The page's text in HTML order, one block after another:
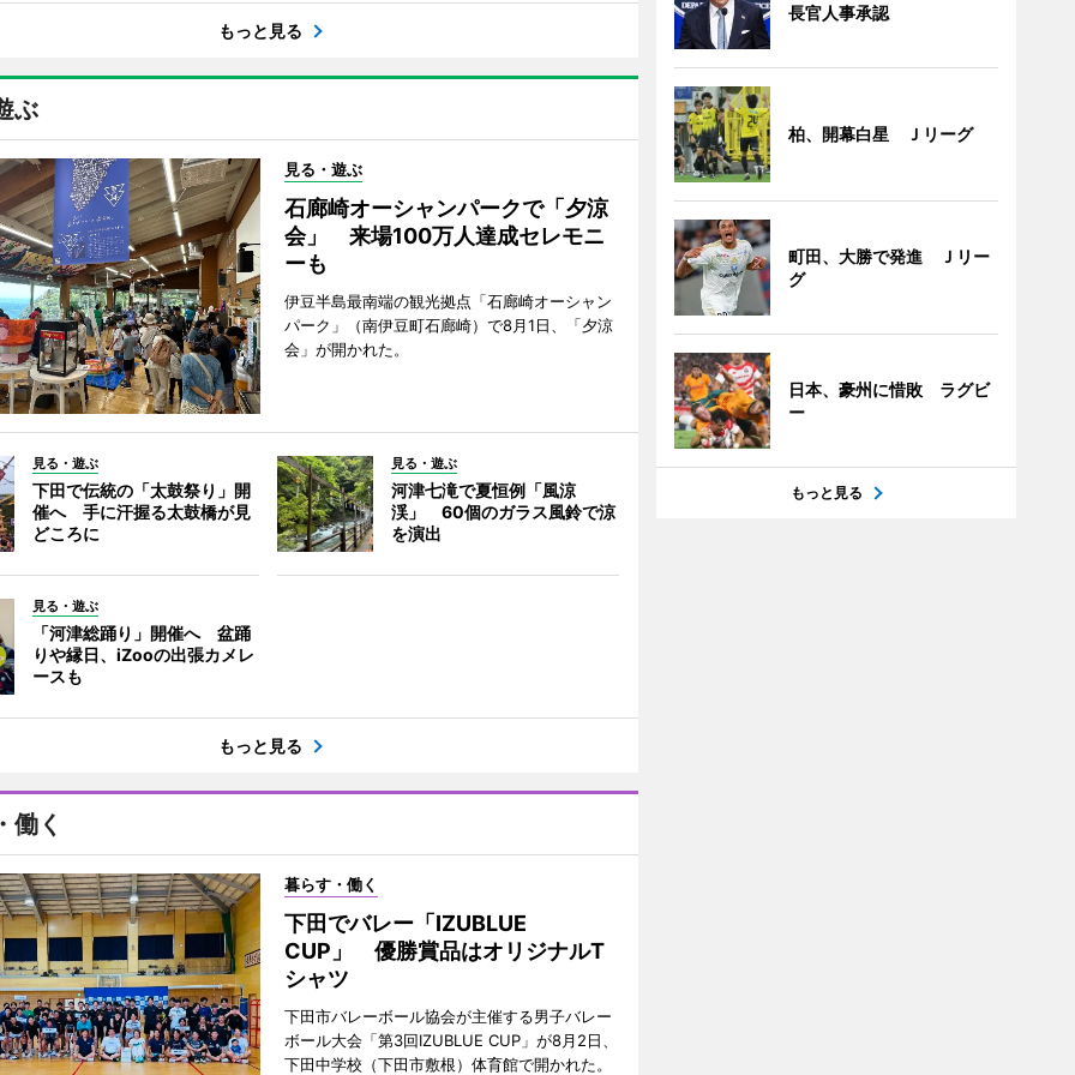
もっと見る
ぶ
見る・遊ぶ
石廊崎オーシャンパークで「夕涼
会」 来場100万人達成セレモニ
ーも
伊豆半島最南端の観光拠点「石廊崎オーシャン
パーク」（南伊豆町石廊崎）で8月1日、「夕涼
会」が開かれた。
見る・遊ぶ
下田で伝統の「太鼓祭り」開
催へ 手に汗握る太鼓橋が見
どころに
見る・遊ぶ
河津七滝で夏恒例「風涼
渓」 60個のガラス風鈴で涼
を演出
見る・遊ぶ
「河津総踊り」開催へ 盆踊
りや縁日、iZooの出張カメレ
ースも
もっと見る
働く
暮らす・働く
下田でバレー「IZUBLUE
CUP」 優勝賞品はオリジナルT
シャツ
下田市バレーボール協会が主催する男子バレー
ボール大会「第3回IZUBLUE CUP」が8月2日、
下田中学校（下田市敷根）体育館で開かれた。
長官人事承認
柏、開幕白星 Ｊリーグ
町田、大勝で発進 Ｊリー
グ
日本、豪州に惜敗 ラグビ
ー
もっと見る